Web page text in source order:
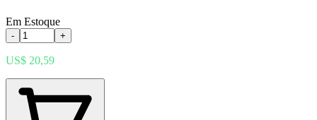
Em Estoque
- +
US$ 20,59